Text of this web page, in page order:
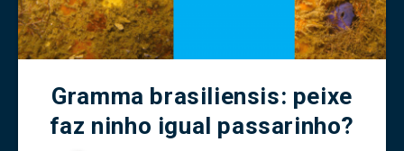
Gramma brasiliensis: peixe
faz ninho igual passarinho?